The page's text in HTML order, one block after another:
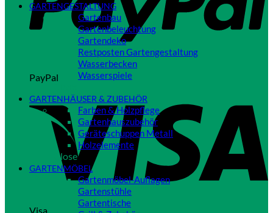
PayPal
Visa
GARTENGESTALTUNG
Gartenbau
Gartenbeleuchtung
Gartendeko
Restposten Gartengestaltung
Wasserbecken
Wasserspiele
GARTENHÄUSER & ZUBEHÖR
Farben & Holzpflege
Gartenhauszubehör
Geräteschuppen Metall
Holzelemente
Close
GARTENMÖBEL
Gartenmöbel-Auflagen
Gartenstühle
Gartentische